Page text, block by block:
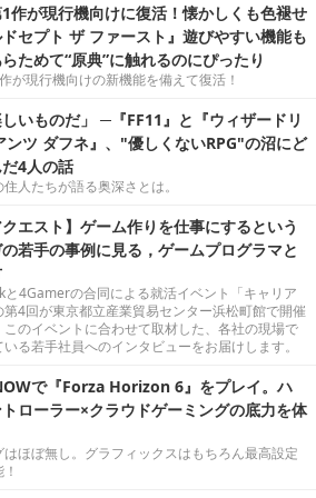
作が現行機向けに復活！懐かしくも色褪せ
セプト ザ ファースト』遊びやすい機能も
ためて“原典”に触れるのにぴったり
が現行機向けの新機能を備えて復活！
しいものだ」 ─『FF11』と『ウィザードリ
ンツ ダフネ』、"優しくないRPG"の沼にど
4人の話
人たちが語る奥深さとは。
クエスト】ゲーム作りを仕事にするという
若手の事例に見る，ゲームプログラマと
4Gamerの合同による就活イベント「キャリア
第4回が東京都立産業貿易センター浜松町館で開催
このイベントに合わせて取材した、各社の現場で
る若手社員へのインタビューをお届けします。
で『Forza Horizon 6』をプレイ。ハ
ローラー×クラウドゲーミングの底力を体
ほぼ無し。グラフィックスはもちろん最高設定